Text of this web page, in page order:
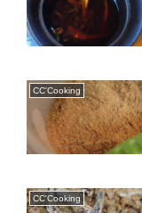
CC'Cooking
CC'Cooking